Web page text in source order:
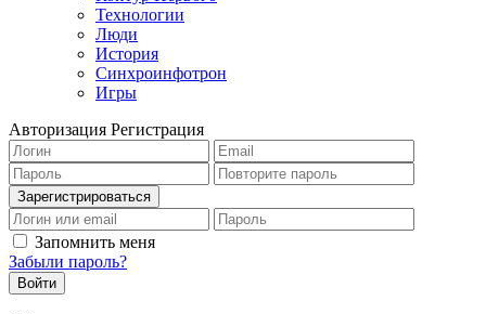
Технологии
Люди
История
Синхроинфотрон
Игры
Авторизация Регистрация
Запомнить меня
Забыли пароль?